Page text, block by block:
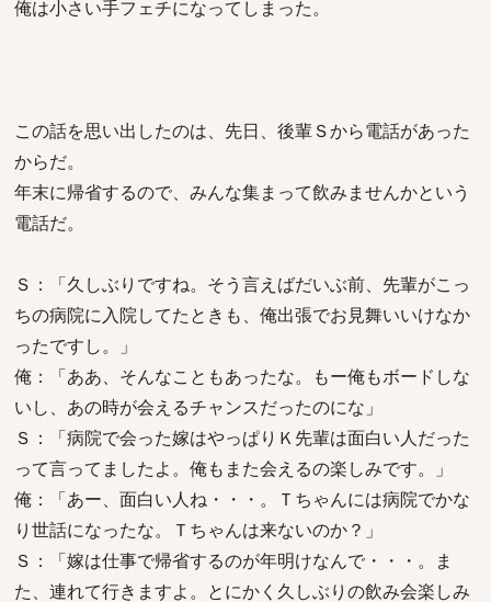
俺は小さい手フェチになってしまった。
この話を思い出したのは、先日、後輩Ｓから電話があった
からだ。
年末に帰省するので、みんな集まって飲みませんかという
電話だ。
Ｓ：「久しぶりですね。そう言えばだいぶ前、先輩がこっ
ちの病院に入院してたときも、俺出張でお見舞いいけなか
ったですし。」
俺：「ああ、そんなこともあったな。もー俺もボードしな
いし、あの時が会えるチャンスだったのにな」
Ｓ：「病院で会った嫁はやっぱりＫ先輩は面白い人だった
って言ってましたよ。俺もまた会えるの楽しみです。」
俺：「あー、面白い人ね・・・。Ｔちゃんには病院でかな
り世話になったな。Ｔちゃんは来ないのか？」
Ｓ：「嫁は仕事で帰省するのが年明けなんで・・・。ま
た、連れて行きますよ。とにかく久しぶりの飲み会楽しみ